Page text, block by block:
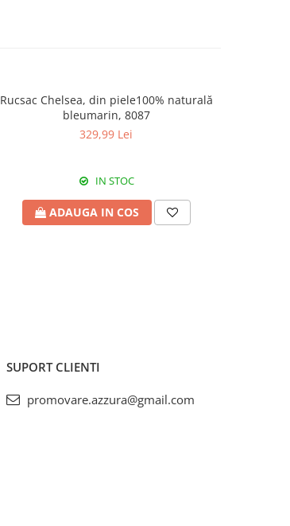
Rucsac Chelsea, din piele100% naturală
bleumarin, 8087
329,99 Lei
IN STOC
ADAUGA IN COS
SUPORT CLIENTI
promovare.azzura@gmail.com